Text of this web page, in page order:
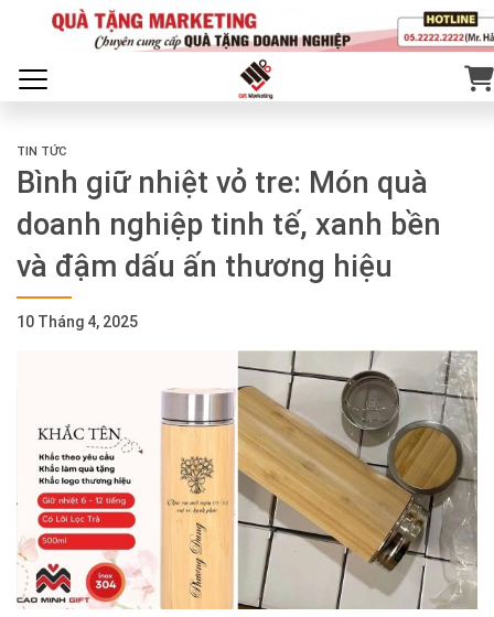
TIN TỨC
Bình giữ nhiệt vỏ tre: Món quà
doanh nghiệp tinh tế, xanh bền
và đậm dấu ấn thương hiệu
10 Tháng 4, 2025